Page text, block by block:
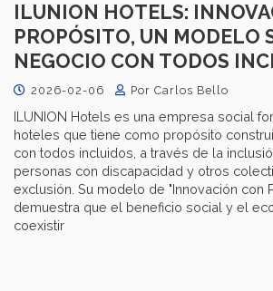
ILUNION HOTELS:
PROPÓSITO, UN MODELO
NEGOCIO CON TODOS
2026-02-06 Por Carlos Bello
ILUNION Hotels es una empresa social
hoteles que tiene como propósito
con todos incluidos, a través de la
personas con discapacidad y otros
exclusión. Su modelo de "Innovación con
demuestra que el beneficio social y el
coexistir